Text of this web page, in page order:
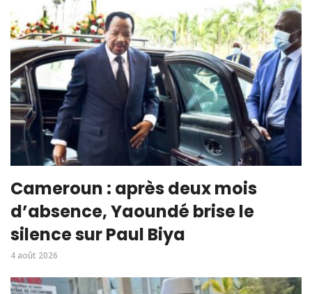
Cameroun : après deux mois
d’absence, Yaoundé brise le
silence sur Paul Biya
4 août 2026